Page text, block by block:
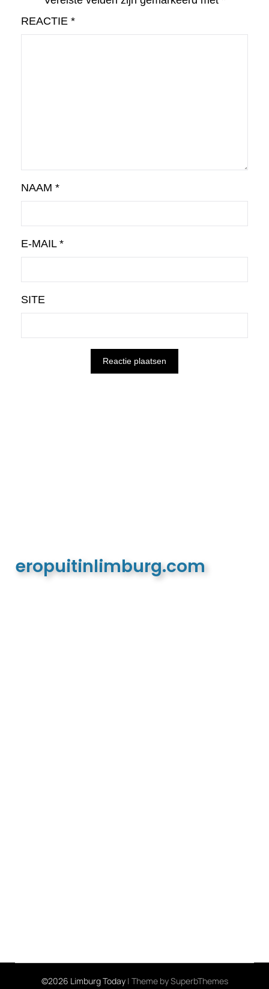
REACTIE *
NAAM *
E-MAIL *
SITE
eropuitinlimburg.com
©2026 Limburg Today | Theme bySuperbThemes